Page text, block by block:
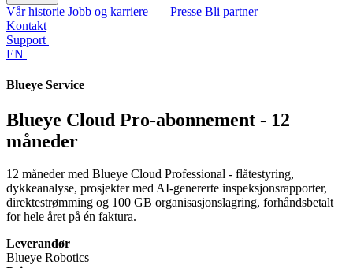
Vår historie Jobb og karriere Presse Bli partner
Kontakt
Support
EN
Blueye Service
Blueye Cloud Pro-abonnement - 12
måneder
12 måneder med Blueye Cloud Professional - flåtestyring,
dykkeanalyse, prosjekter med AI-genererte inspeksjonsrapporter,
direktestrømming og 100 GB organisasjonslagring, forhåndsbetalt
for hele året på én faktura.
Leverandør
Blueye Robotics